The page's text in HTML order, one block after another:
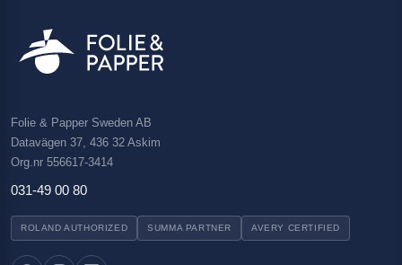
Folie & Papper Sweden AB
Datavägen 37, 436 32 Askim
Org.nr 556617-3414
031-49 00 80
ROLAND AUTHORIZED SUMMA PARTNER AVERY CERTIFIED